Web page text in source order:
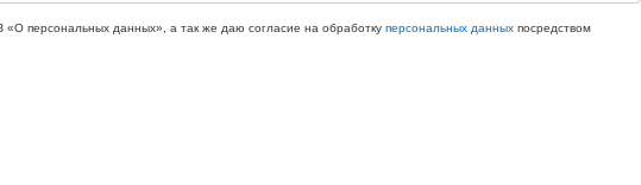
персональных данных», а так же даю согласие на обработку персональных данных посредством